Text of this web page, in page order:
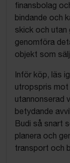
finansbolag
bindande och
skick och utan
genomföra
objekt som
Inför köp, läs
utropspris mot
utannonserad
betydande
Budi så snart
planera och
transport och